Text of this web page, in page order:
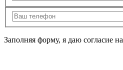
Заполняя форму, я даю согласие на